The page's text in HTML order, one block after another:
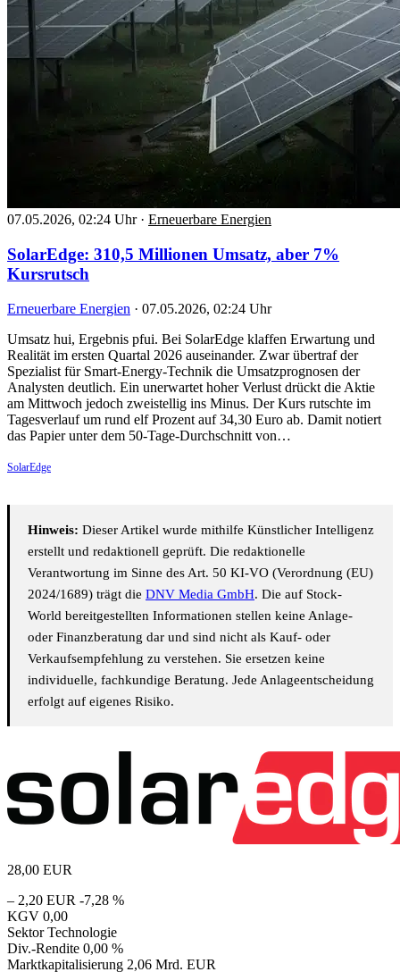
07.05.2026, 02:24 Uhr · Erneuerbare Energien
SolarEdge: 310,5 Millionen Umsatz, aber 7%
Kursrutsch
Erneuerbare Energien · 07.05.2026, 02:24 Uhr
Umsatz hui, Ergebnis pfui. Bei SolarEdge klaffen Erwartung und
Realität im ersten Quartal 2026 auseinander. Zwar übertraf der
Spezialist für Smart-Energy-Technik die Umsatzprognosen der
Analysten deutlich. Ein unerwartet hoher Verlust drückt die Aktie
am Mittwoch jedoch zweistellig ins Minus. Der Kurs rutschte im
Tagesverlauf um rund elf Prozent auf 34,30 Euro ab. Damit notiert
das Papier unter dem 50-Tage-Durchschnitt von…
SolarEdge
Hinweis: Dieser Artikel wurde mithilfe Künstlicher Intelligenz
erstellt und redaktionell geprüft. Die redaktionelle
Verantwortung im Sinne des Art. 50 KI-VO (Verordnung (EU)
2024/1689) trägt die DNV Media GmbH. Die auf Stock-
World bereitgestellten Informationen stellen keine Anlage-
oder Finanzberatung dar und sind nicht als Kauf- oder
Verkaufsempfehlung zu verstehen. Sie ersetzen keine
individuelle, fachkundige Beratung. Jede Anlageentscheidung
erfolgt auf eigenes Risiko.
28,00 EUR
– 2,20 EUR -7,28 %
KGV 0,00
Sektor Technologie
Div.-Rendite 0,00 %
Marktkapitalisierung 2,06 Mrd. EUR